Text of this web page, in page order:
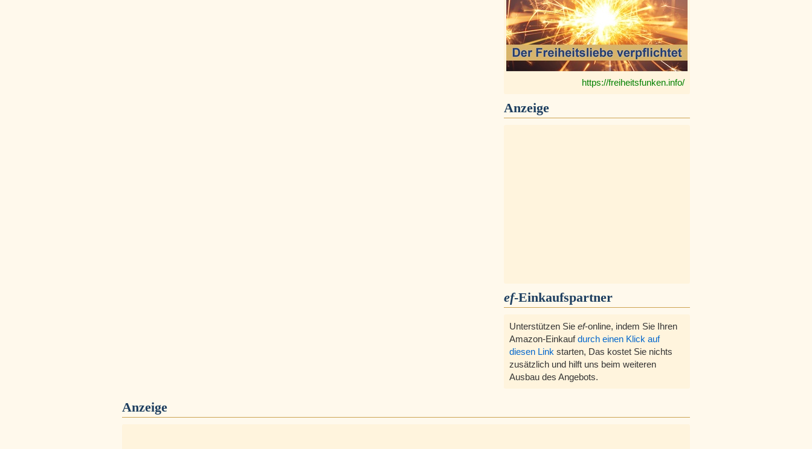
https://freiheitsfunken.info/
Anzeige
ef-Einkaufspartner
Unterstützen Sie ef-online, indem Sie Ihren
Amazon-Einkaufdurch einen Klick auf
diesen Link starten, Das kostet Sie nichts
zusätzlich und hilft uns beim weiteren
Ausbau des Angebots.
Anzeige